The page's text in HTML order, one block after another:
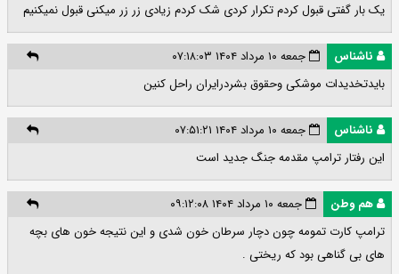
یک بار گفتی قبول کردم تکرار کردی شک کردم زیادی زر زر میکنی قبول نمیکنیم
ناشناس
جمعه ۱۰ مرداد ۱۴۰۴ ۰۷:۱۸:۰۳
بایدتخدیدات موشکی وحقوق بشردرایران راحل کنین
ناشناس
جمعه ۱۰ مرداد ۱۴۰۴ ۰۷:۵۱:۲۱
این رفتار ترامپ مقدمه جنگ جدید است
هم وطن
جمعه ۱۰ مرداد ۱۴۰۴ ۰۹:۱۲:۰۸
ترامپ کارت تمومه چون دچار سرطان خون شدی و این نتیجه خون های بچه
های بی گناهی بود که ریختی .